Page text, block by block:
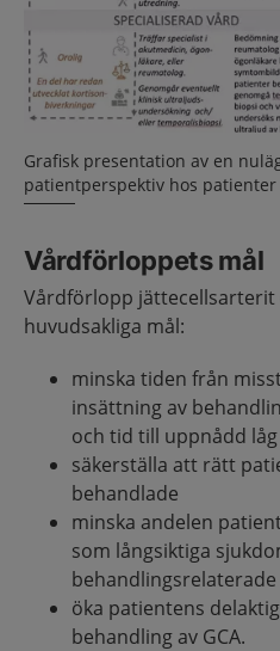
Grafisk presentation av en
patientperspektiv hos
Vårdförloppets mål
Vårdförlopp jättecellsarterit
huvudsakliga mål:
minska tiden från
insättning av
och tid till uppnådd
säkerställa att rätt
behandlade
minska andelen
som långsiktiga
öka patientens
behandling av GCA.